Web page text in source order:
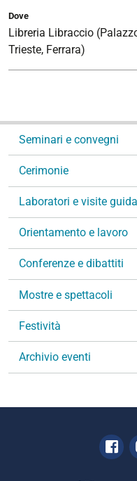
Dove
Libreria Libraccio
Trieste, Ferrara)
a
i
n
Seminari e convegni
Cerimonie
Laboratori e visite
Orientamento e lavoro
Conferenze e dibattiti
Mostre e spettacoli
Festività
Archivio eventi